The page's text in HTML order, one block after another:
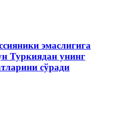
эмаслигига
Туркиядан унинг
сўради